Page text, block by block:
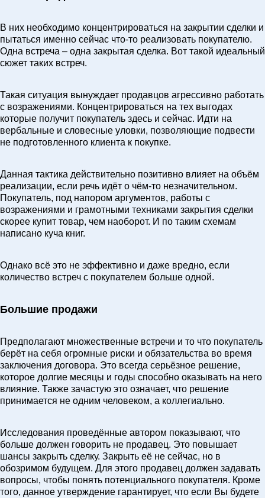
В них необходимо концентрироваться на закрытии сделки и
пытаться именно сейчас что-то реализовать покупателю.
Одна встреча – одна закрытая сделка. Вот такой идеальный
сюжет таких встреч.
Такая ситуация вынуждает продавцов агрессивно работать
с возражениями. Концентрироваться на тех выгодах
которые получит покупатель здесь и сейчас. Идти на
вербальные и словесные уловки, позволяющие подвести
не подготовленного клиента к покупке.
Данная тактика действительно позитивно влияет на объём
реализации, если речь идёт о чём-то незначительном.
Покупатель, под напором аргументов, работы с
возражениями и грамотными техниками закрытия сделки
скорее купит товар, чем наоборот. И по таким схемам
написано куча книг.
Однако всё это не эффективно и даже вредно, если
количество встреч с покупателем больше одной.
Большие продажи
Предполагают множественные встречи и то что покупатель
берёт на себя огромные риски и обязательства во время
заключения договора. Это всегда серьёзное решение,
которое долгие месяцы и годы способно оказывать на него
влияние. Также зачастую это означает, что решение
принимается не одним человеком, а коллегиально.
Исследования проведённые автором показывают, что
больше должен говорить не продавец. Это повышает
шансы закрыть сделку. Закрыть её не сейчас, но в
обозримом будущем. Для этого продавец должен задавать
вопросы, чтобы понять потенциального покупателя. Кроме
того, данное утверждение гарантирует, что если Вы будете